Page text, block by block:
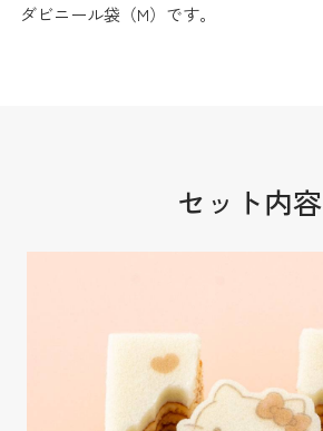
ダビニール袋（M）です。
セット内容